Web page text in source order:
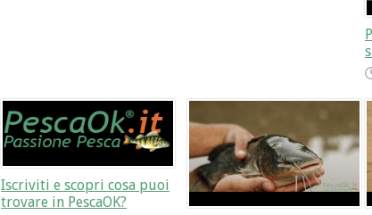
Iscriviti e scopri cosa puoi
trovare in PescaOK?